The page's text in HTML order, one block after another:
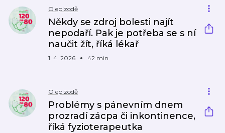
O epizodě
Někdy se zdroj bolesti najít
nepodaří. Pak je potřeba se s ní
naučit žít, říká lékař
1. 4. 2026 42 min
O epizodě
Problémy s pánevním dnem
prozradí zácpa či inkontinence,
říká fyzioterapeutka